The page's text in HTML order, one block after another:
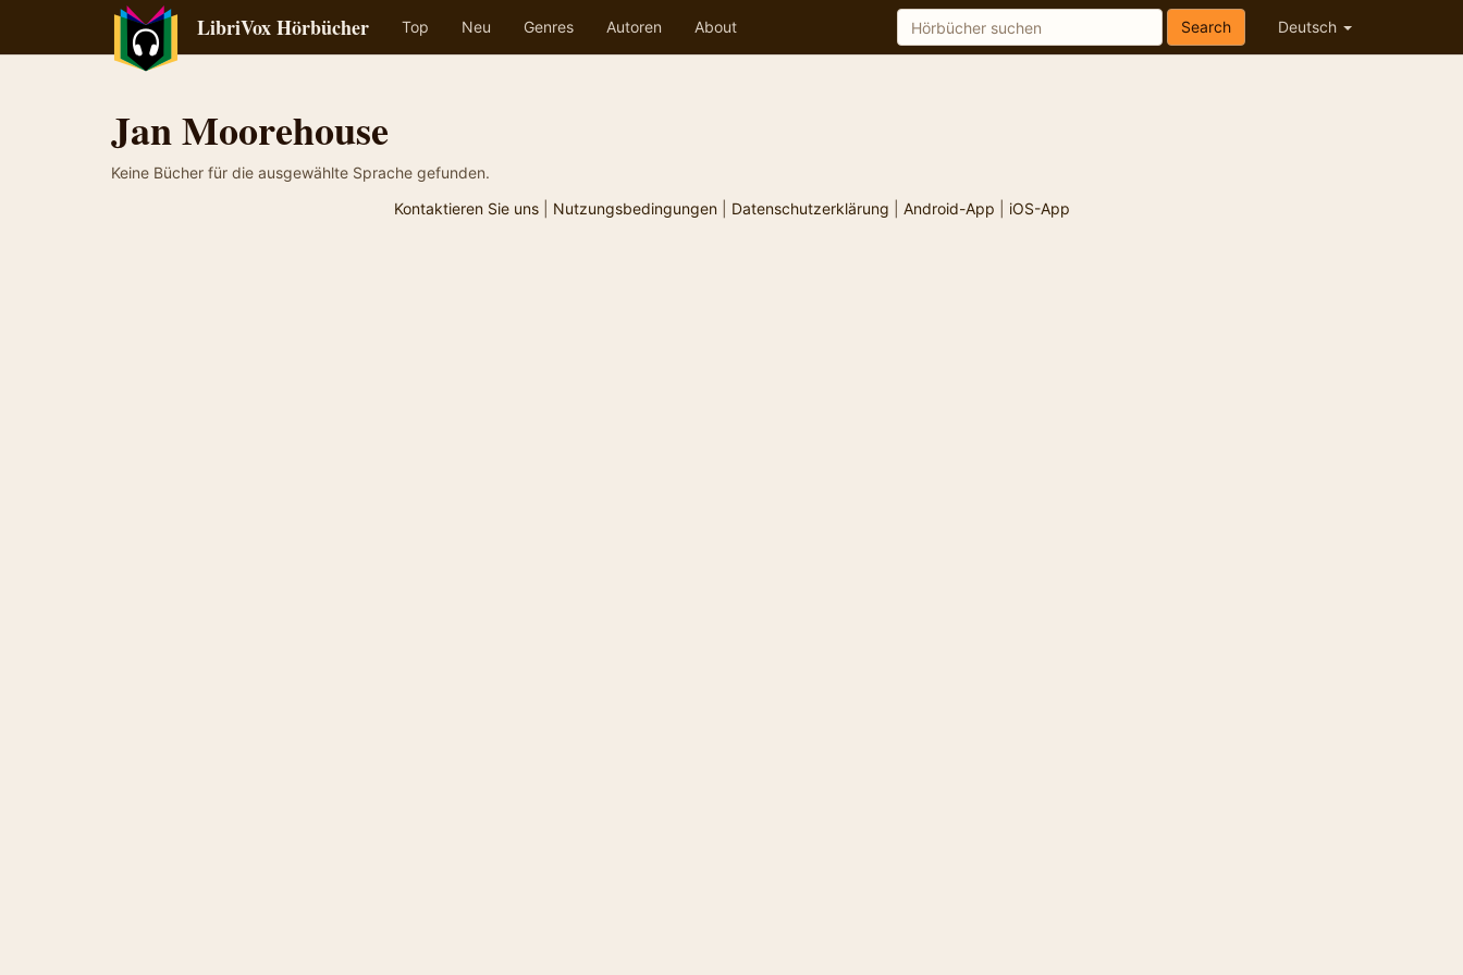
LibriVox Hörbücher Top Neu Genres Autoren About Deutsch
Search
Jan Moorehouse
Keine Bücher für die ausgewählte Sprache gefunden.
Kontaktieren Sie uns| Nutzungsbedingungen| Datenschutzerklärung Android-App iOS-App